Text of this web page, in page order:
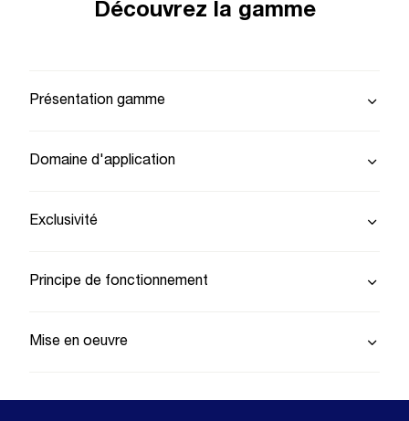
Découvrez la gamme
Présentation gamme
Domaine d'application
Exclusivité
Principe de fonctionnement
Mise en oeuvre